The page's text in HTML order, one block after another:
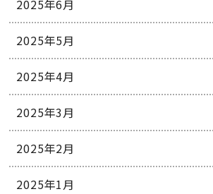
2025年6月
2025年5月
2025年4月
2025年3月
2025年2月
2025年1月